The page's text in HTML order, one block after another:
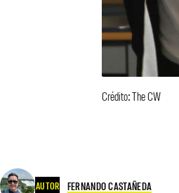
Crédito: The CW
AUTOR FERNANDO CASTAÑEDA